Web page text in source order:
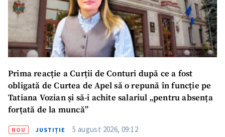
SUSȚINE
Prima reacție a Curții de Conturi după ce a fost
obligată de Curtea de Apel să o repună în funcție pe
Tatiana Vozian și să-i achite salariul „pentru absența
forțată de la muncă”
NOU JUSTIȚIE 5 august 2026, 09:12